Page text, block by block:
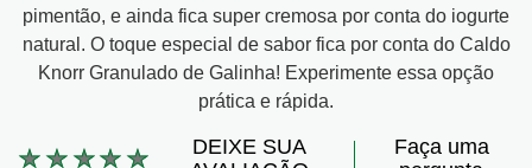
pimentão, e ainda fica super cremosa por conta do iogurte
natural. O toque especial de sabor fica por conta do Caldo
Knorr Granulado de Galinha! Experimente essa opção
prática e rápida.
DEIXE SUA
Faça uma